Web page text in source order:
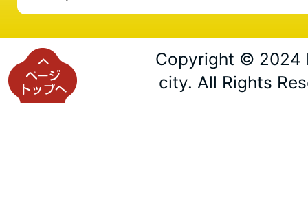
Copyright © 2024
city. All Rights